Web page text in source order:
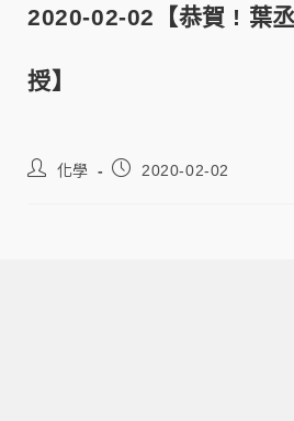
2020-02-02【恭賀 ! 葉
授】
化學 2020-02-02